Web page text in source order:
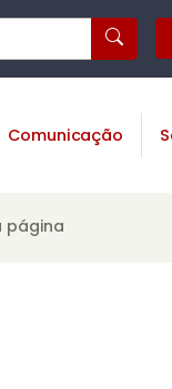
Comunicação
página